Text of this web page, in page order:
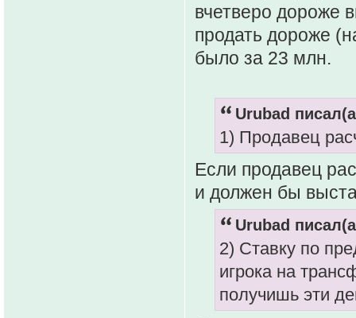
вчетверо дороже
продать дороже
было за 23 млн.
Urubad
1) Продавец
Если продавец
и должен бы
Urubad
2) Ставку по
игрока на
получишь эти